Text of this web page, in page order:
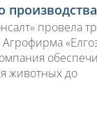
провела
животных до